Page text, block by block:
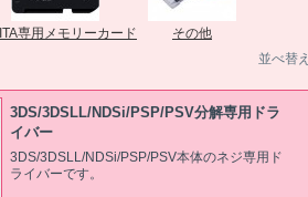
専用メモリーカード
その他
並べ替え
3DS/3DSLL/NDSi/PSP/PSV分解専用ドラ
イバー
3DS/3DSLL/NDSi/PSP/PSV本体のネジ専用ド
ライバーです。